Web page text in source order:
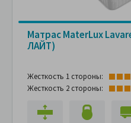
Матрас MaterLux
ЛАЙТ)
Жесткость 1 стороны:
Жесткость 2 стороны: